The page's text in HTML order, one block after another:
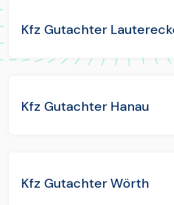
Kfz Gutachter
Kfz Gutachter Hanau
Kfz Gutachter Wörth